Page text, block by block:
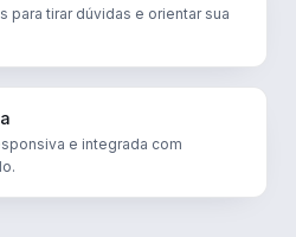
para tirar dúvidas e orientar sua
e integrada com